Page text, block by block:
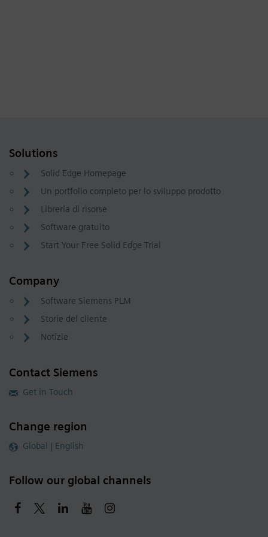
Solutions
Solid Edge Homepage
Un portfolio completo per lo sviluppo prodotto
Libreria di risorse
Software gratuito
Start Your Free Solid Edge Trial
Company
Software Siemens PLM
Storie del cliente
Notizie
Contact Siemens
Get in Touch
Change region
Global | English
Follow our global channels